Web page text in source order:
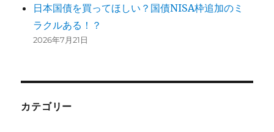
日本国債を買ってほしい？国債NISA枠追加のミ
ラクルある！？
2026年7月21日
カテゴリー